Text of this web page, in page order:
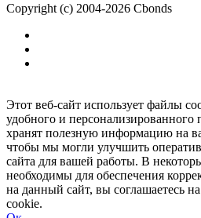
Пользовательское соглашение
Copyright (c) 2004-2026 Cbonds
Этот веб-сайт использует файлы
удобного и
хранят полезную информацию на
чтобы мы могли улучшить
сайта для вашей работы. В